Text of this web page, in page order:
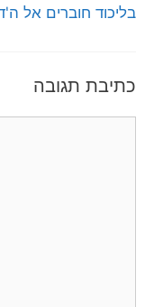
בליכוד חוברים אל
כתיבת תגובה